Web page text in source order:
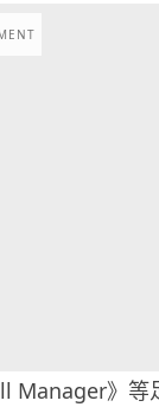
Manager》等